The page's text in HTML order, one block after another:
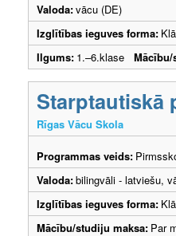
Valoda:vācu (DE)
Izglītības ieguves forma:
Ilgums: 1.–6.klase
Starptautiskā
Rīgas Vācu Skola
Programmas veids:
Valoda:bilingvāli - latviešu,
Izglītības ieguves forma:
Mācību/studiju maksa: Par